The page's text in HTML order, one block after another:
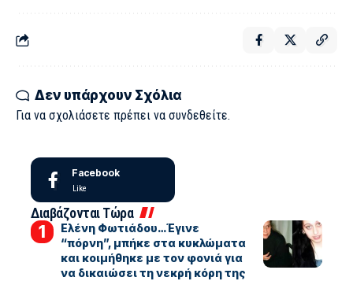
Δεν υπάρχουν Σχόλια
Για να σχολιάσετε πρέπει να συνδεθείτε.
Facebook
Like
Διαβάζονται Τώρα
Ελένη Φωτιάδου…Έγινε
“πόρνη”, μπήκε στα κυκλώματα
και κοιμήθηκε με τον φονιά για
να δικαιώσει τη νεκρή κόρη της